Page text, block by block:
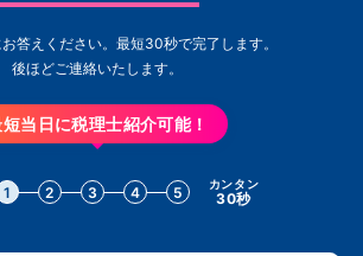
答えください。最短30秒で完了します。
後ほどご連絡いたします。
当日に税理士紹介可能！
1 2 3 4 5 カンタン
30秒